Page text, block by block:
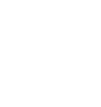
票印刷
請求、自治体確認
支援、共同生活援助